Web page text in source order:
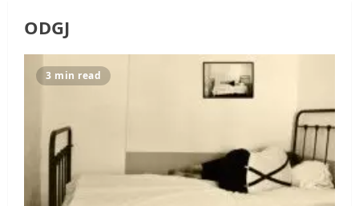
ODGJ
3 min read
Kader Pajak jadi Penghubung
Pemerintah dan Masyarakat di
AGUSTUS 1, 2026 0